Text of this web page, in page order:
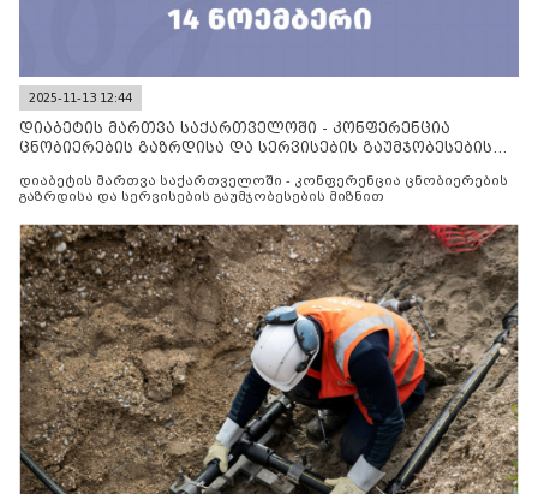
2025-11-13 12:44
დიაბეტის მართვა საქართველოში - კონფერენცია
ცნობიერების გაზრდისა და სერვისების გაუმჯობესების
დიაბეტის მართვა საქართველოში - კონფერენცია ცნობიერების
გაზრდისა და სერვისების გაუმჯობესების მიზნით